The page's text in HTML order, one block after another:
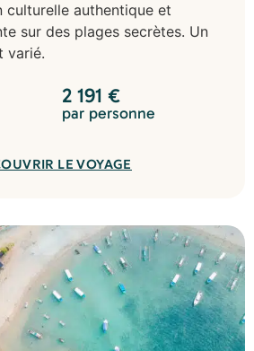
culturelle authentique et
sur des plages secrètes. Un
varié.
2 191 €
par personne
LE VOYAGE